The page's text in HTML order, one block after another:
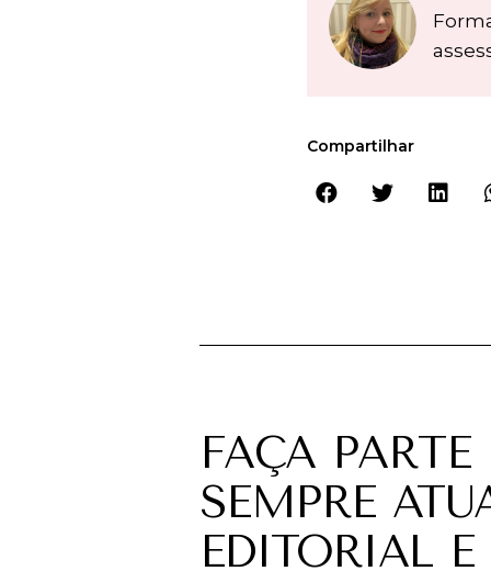
Compartilhar
FAÇA
SEMPRE
EDITORIAL E